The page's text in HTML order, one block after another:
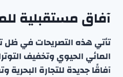
آفاق مستقبلية
تأتي هذه التصريحات في ظل
المائي الحيوي وتخفيف
آفاقًا جديدة للتجارة البحرية